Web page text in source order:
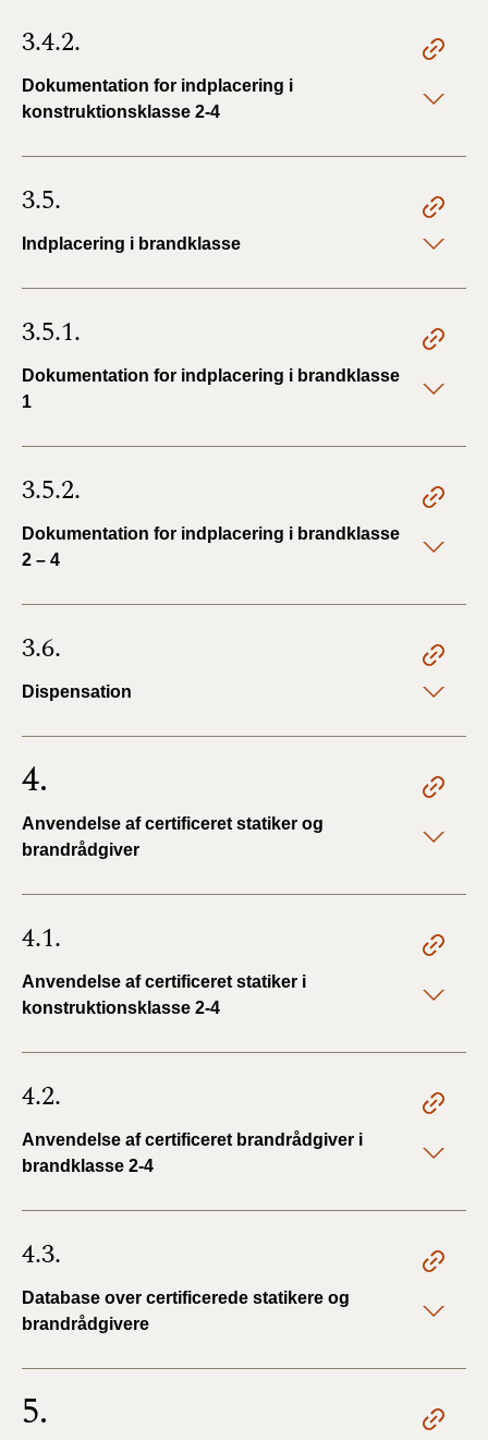
3.4.2.
Dokumentation for indplacering i
konstruktionsklasse 2-4
3.5.
Indplacering i brandklasse
3.5.1.
Dokumentation for indplacering i brandklasse
1
3.5.2.
Dokumentation for indplacering i brandklasse
2 – 4
3.6.
Dispensation
4.
Anvendelse af certificeret statiker og
brandrådgiver
4.1.
Anvendelse af certificeret statiker i
konstruktionsklasse 2-4
4.2.
Anvendelse af certificeret brandrådgiver i
brandklasse 2-4
4.3.
Database over certificerede statikere og
brandrådgivere
5.